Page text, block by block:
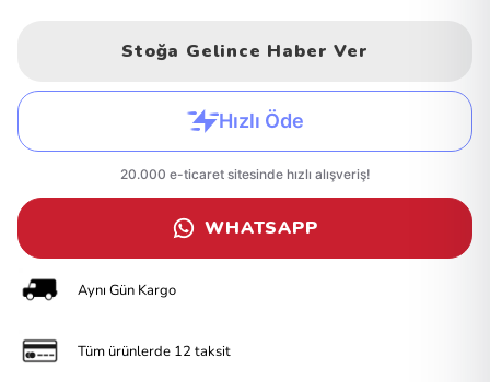
Stoğa Gelince Haber Ver
WHATSAPP
Aynı Gün Kargo
Tüm ürünlerde 12 taksit